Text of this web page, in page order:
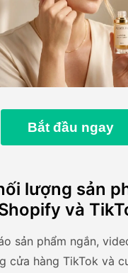
Bắt đầu ngay
lượng sản
và
sản phẩm ngắn,
cửa hàng TikTok và